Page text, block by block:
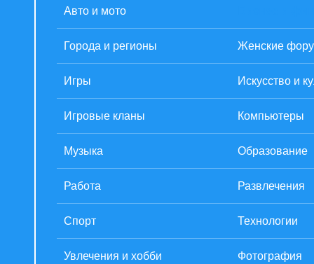
Авто и мото
Города и регионы Женские
Игры Искусство и
Игровые кланы Компьютеры
Музыка Образование
Работа Развлечения
Спорт Технологии
Увлечения и хобби Фотография